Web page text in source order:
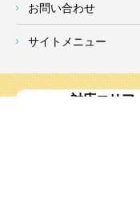
お問い合わせ
サイトメニュー
対応エリア